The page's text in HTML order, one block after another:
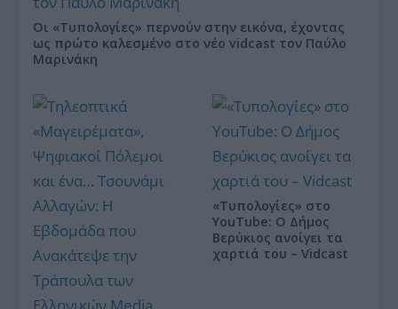
Οι «Τυπολογίες» περνούν στην εικόνα, έχοντας
ως πρώτο καλεσμένο στο νέο vidcast τον Παύλο
Μαρινάκη
«Τυπολογίες» στο
YouTube: Ο Δήμος
Βερύκιος ανοίγει τα
χαρτιά του – Vidcast